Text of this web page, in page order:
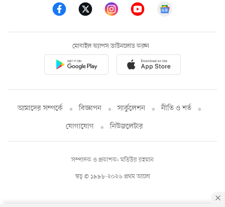
মোবাইল অ্যাপস ডাউনলোড করুন
আমাদের সম্পর্কে বিজ্ঞাপন সার্কুলেশন
নীতি ও শর্ত
যোগাযোগ
নিউজলেটার
স্বত্ব © ১৯৯৮-২০২৬ প্রথম আলো
সম্পাদক ও প্রকাশক: মতিউর রহমান